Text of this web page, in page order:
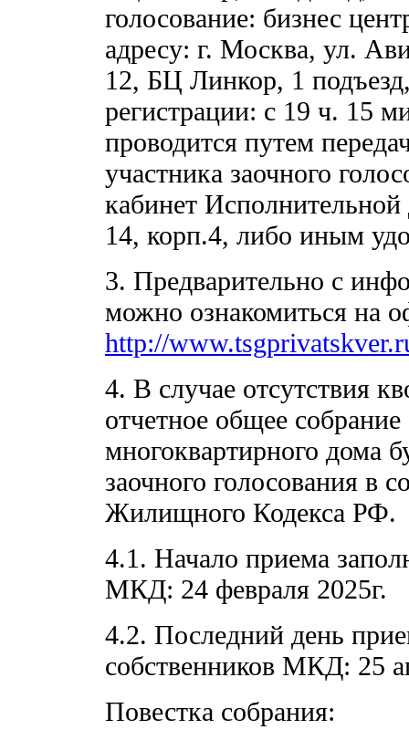
голосование: бизнес
адресу: г. Москва, ул.
12, БЦ Линкор, 1
регистрации: с 19 ч. 15
проводится путем
участника заочного
кабинет
14, корп.4, либо иным
3. Предварительно с
можно ознакомиться на
http://
4. В случае отсутствия
отчетное общее собрание
многоквартирного дома
заочного голосования в
Жилищного Кодекса РФ.
4.1. Начало приема
МКД: 24 февраля 2025г.
4.2. Последний день
собственников МКД: 25
Повестка собрания: